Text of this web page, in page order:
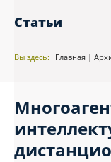
Статьи
Вы здесь: Главная |